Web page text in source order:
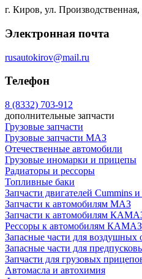
г. Киров, ул. Производственная,
Электронная почта
rusautokirov@mail.ru
Телефон
8 (8332) 703-912
дополнительные запчасти
Грузовые запчасти
Грузовые запчасти МАЗ
Отечественные автомобили
Грузовые иномарки и прицепы
Радиаторы и рессоры
Топливные баки
Запчасти двигателей Cummins
Запчасти к автомобилям МАЗ
Запчасти к автомобилям
Рессоры к автомобилям КАМАЗ
Запасные части для воздушных
Запасные части для
Запчасти для грузовых
Автомасла и автохимия